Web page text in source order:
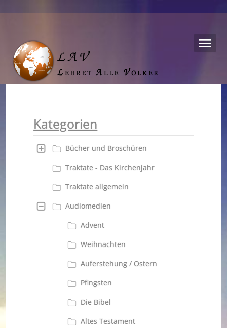
Kategorien
Bücher und Broschüren
Traktate - Das Kirchenjahr
Traktate allgemein
Audiomedien
Advent
Weihnachten
Auferstehung / Ostern
Pfingsten
Die Bibel
Altes Testament